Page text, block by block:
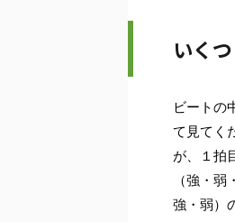
いく
ビートの
て見てく
が、１拍
（強・
強・弱）